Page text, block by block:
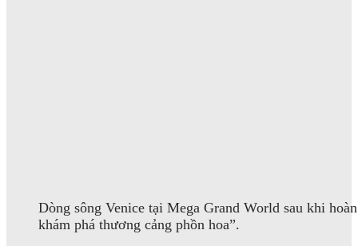
Dòng sông Venice tại Mega Grand World sau khi
khám phá thương cảng phồn hoa”.